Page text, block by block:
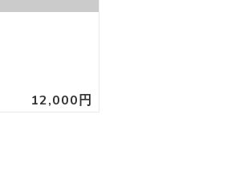
12,000円